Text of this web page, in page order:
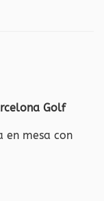
Golf
en mesa con